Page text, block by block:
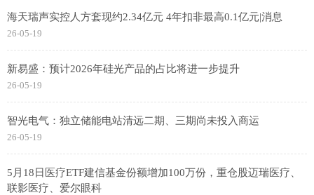
海天瑞声实控人方套现约2.34亿元 4年扣非最高0.1亿元|消息
26-05-19
新易盛：预计2026年硅光产品的占比将进一步提升
26-05-19
智光电气：独立储能电站清远二期、三期尚未投入商运
26-05-19
5月18日医疗ETF建信基金份额增加100万份，重仓股迈瑞医疗、
联影医疗、爱尔眼科